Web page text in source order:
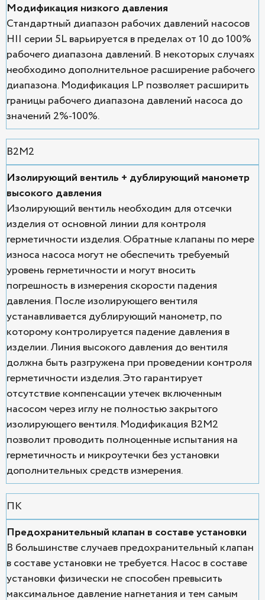
Модификация низкого давления
Стандартный диапазон рабочих давлений насосов
HII серии 5L варьируется в пределах от 10 до 100%
рабочего диапазона давлений. В некоторых случаях
необходимо дополнительное расширение рабочего
диапазона. Модификация LP позволяет расширить
границы рабочего диапазона давлений насоса до
значений 2%-100%.
В2М2
Изолирующий вентиль + дублирующий манометр
высокого давления
Изолирующий вентиль необходим для отсечки
изделия от основной линии для контроля
герметичности изделия. Обратные клапаны по мере
износа насоса могут не обеспечить требуемый
уровень герметичности и могут вносить
погрешность в измерения скорости падения
давления. После изолирующего вентиля
устанавливается дублирующий манометр, по
которому контролируется падение давления в
изделии. Линия высокого давления до вентиля
должна быть разгружена при проведении контроля
герметичности изделия. Это гарантирует
отсутствие компенсации утечек включенным
насосом через иглу не полностью закрытого
изолирующего вентиля. Модификация В2М2
позволит проводить полноценные испытания на
герметичность и микроутечки без установки
дополнительных средств измерения.
ПК
Предохранительный клапан в составе установки
В большинстве случаев предохранительный клапан
в составе установки не требуется. Насос в составе
установки физически не способен превысить
максимальное давление нагнетания и тем самым